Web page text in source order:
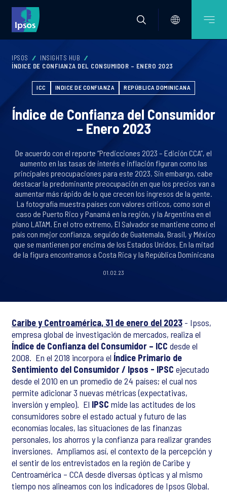
IPSOS
INSIGHTS HUB
ÍNDICE DE CONFIANZA DEL CONSUMIDOR – ENERO 2023
ICC INDICE DE CONFIANZA REPÚBLICA DOMINICANA
Índice de Confianza del Consumidor
– Enero 2023
De acuerdo con el reporte “Predicciones 2023 – Edición CCA”, el
aumento en las tasas de interés e inflación figuran como las
principales preocupaciones para este 2023. Sin embargo, cabe
destacar la predominante preocupación en que los precios van a
aumentar más rápido de lo que crecen los ingresos de la gente.
La fotografía muestra países con valores críticos, como son el
caso de Puerto Rico y Panamá en la región, y la Argentina en el
plano LATAM. En el otro extremo, El Salvador se mantiene como el
país con mejor confianza, seguido de Guatemala, Brasil, y México
que se mantienen por encima de los Estados Unidos. En la mitad
de la figura encontramos a Costa Rica y la República Dominicana
01.02.23
Caribe y Centroamérica, 31 de enero del 2023 - Ipsos,
empresa global de investigación de mercados, realiza el
Índice de Confianza del Consumidor – ICC desde el
2008. En el 2018 incorpora el Índice Primario de
Sentimiento del Consumidor / Ipsos - IPSC ejecutado
desde el 2010 en un promedio de 24 países; el cual nos
permite adicionar 3 nuevas métricas (expectativas,
inversión y empleo). El IPSC mide las actitudes de los
consumidores sobre el estado actual y futuro de las
economías locales, las situaciones de las finanzas
personales, los ahorros y la confianza para realizar grandes
inversiones. Ampliamos así, el contexto de la percepción y
el sentir de los entrevistados en la región de Caribe y
Centroamérica – CCA desde diversas ópticas y al mismo
tiempo nos alineamos con los indicadores de Ipsos Global.